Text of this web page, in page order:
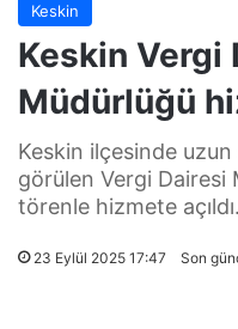
Keskin
Keskin Vergi
Müdürlüğü
Keskin ilçesinde
görülen Vergi Dairesi
törenle hizmete açıldı.
23 Eylül 2025 17:47 Son